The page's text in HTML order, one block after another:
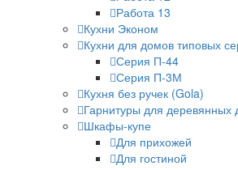
Работа 13
Кухни Эконом
Кухни для домов типовых
Серия П-44
Серия П-3М
Кухня без ручек (Gola)
Гарнитуры для деревянных
Шкафы-купе
Для прихожей
Для гостиной